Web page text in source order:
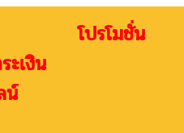
ลน์ โปรโมชั่น
ารชำระเงิน
น์